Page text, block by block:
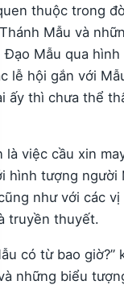
thuộc trong
Mẫu và
Mẫu qua
lễ hội gắn với
ấy thì chưa thể
việc cầu xin
hình tượng
như với các
truyền thuyết.
có từ bao
những biểu